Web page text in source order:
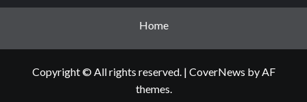
Home
Copyright © All rights reserved. | CoverNews by AF
themes.